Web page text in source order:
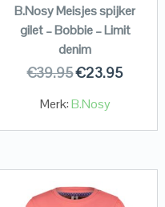
B.Nosy Meisjes spijker
gilet – Bobbie – Limit
denim
€39.95€23.95
Merk:B.Nosy